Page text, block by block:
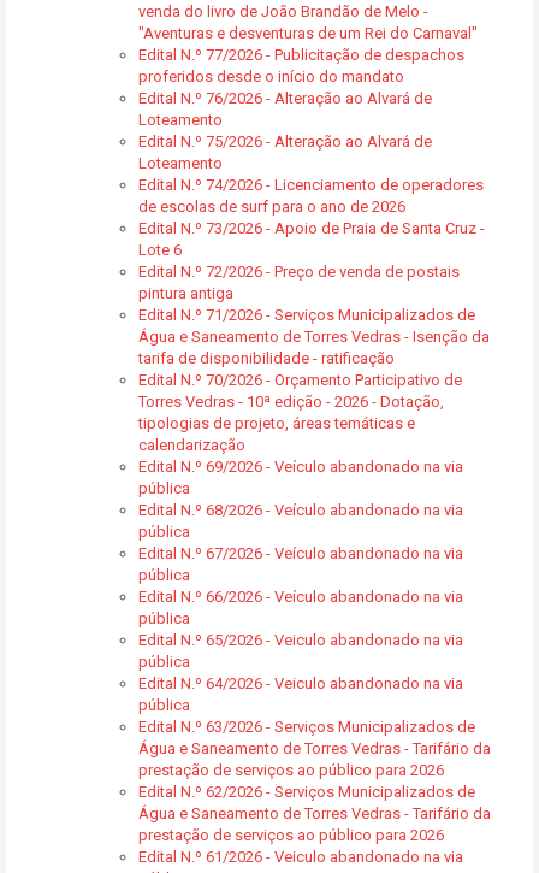
venda do livro de João Brandão de Melo -
"Aventuras e desventuras de um Rei do Carnaval"
Edital N.º 77/2026 - Publicitação de despachos
proferidos desde o início do mandato
Edital N.º 76/2026 - Alteração ao Alvará de
Loteamento
Edital N.º 75/2026 - Alteração ao Alvará de
Loteamento
Edital N.º 74/2026 - Licenciamento de operadores
de escolas de surf para o ano de 2026
Edital N.º 73/2026 - Apoio de Praia de Santa Cruz -
Lote 6
Edital N.º 72/2026 - Preço de venda de postais
pintura antiga
Edital N.º 71/2026 - Serviços Municipalizados de
Água e Saneamento de Torres Vedras - Isenção da
tarifa de disponibilidade - ratificação
Edital N.º 70/2026 - Orçamento Participativo de
Torres Vedras - 10ª edição - 2026 - Dotação,
tipologias de projeto, áreas temáticas e
calendarização
Edital N.º 69/2026 - Veículo abandonado na via
pública
Edital N.º 68/2026 - Veículo abandonado na via
pública
Edital N.º 67/2026 - Veículo abandonado na via
pública
Edital N.º 66/2026 - Veículo abandonado na via
pública
Edital N.º 65/2026 - Veiculo abandonado na via
pública
Edital N.º 64/2026 - Veiculo abandonado na via
pública
Edital N.º 63/2026 - Serviços Municipalizados de
Água e Saneamento de Torres Vedras - Tarifário da
prestação de serviços ao público para 2026
Edital N.º 62/2026 - Serviços Municipalizados de
Água e Saneamento de Torres Vedras - Tarifário da
prestação de serviços ao público para 2026
Edital N.º 61/2026 - Veiculo abandonado na via